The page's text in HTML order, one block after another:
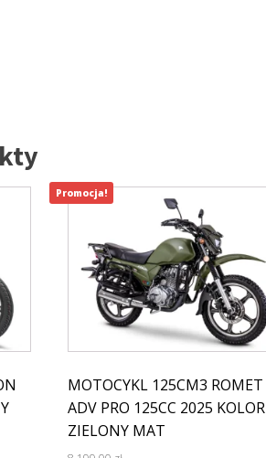
MOTOCYKL 125CM3 ROMET
ADV PRO 125CC 2025 KOLOR
ZIELONY MAT
Promocja!